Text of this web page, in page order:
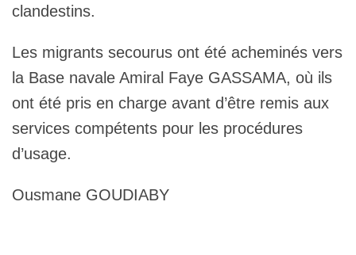
clandestins.
Les migrants secourus ont été acheminés vers
la Base navale Amiral Faye GASSAMA, où ils
ont été pris en charge avant d’être remis aux
services compétents pour les procédures
d’usage.
Ousmane GOUDIABY